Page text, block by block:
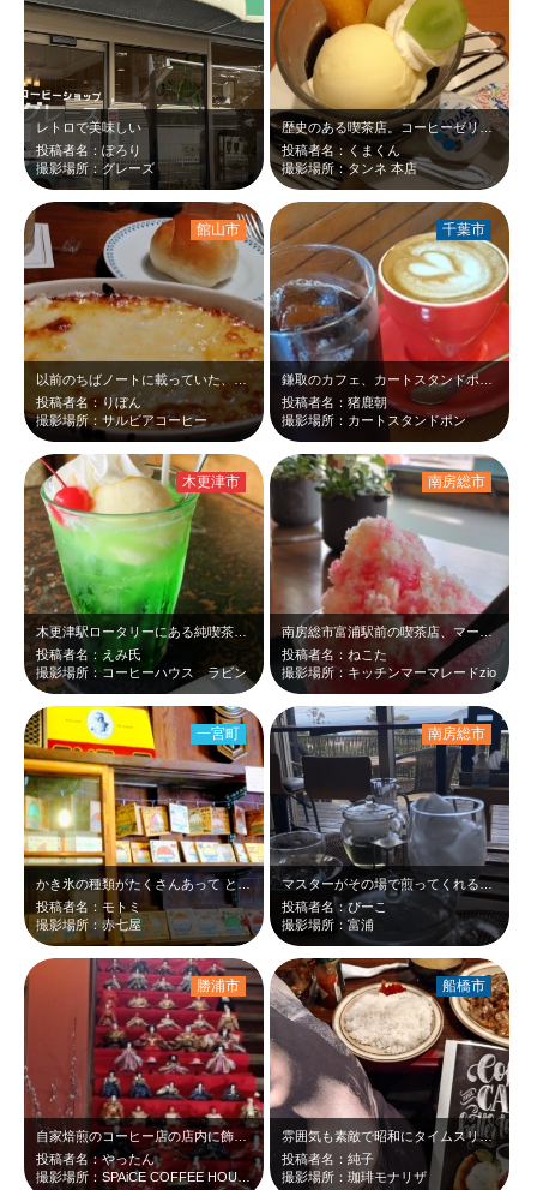
レトロで美味しい
投稿者名：ぽろり
撮影場所：グレーズ
歴史のある喫茶店。コーヒーゼリー美味しかったです！
投稿者名：くまくん
撮影場所：タンネ 本店
以前のちばノートに載っていた、サルビアコーヒーさんにお伺いしてみました！ グ…
投稿者名：りぼん
撮影場所：サルビアコーヒー
館山市
投稿者名：猪鹿朝
撮影場所：カートスタンドポン
千葉市
木更津駅ロータリーにある純喫茶で、昔ながらのメロンクリームソーダを味わうことが…
投稿者名：えみ氏
撮影場所：コーヒーハウス ラビン
木更津市
南房総市富浦駅前の喫茶店、マーマレードzioさんのかき氷です。 美味しく居心…
投稿者名：ねこた
撮影場所：キッチンマーマレードzio
南房総市
かき氷の種類がたくさんあって とても美味しい。 そしておでんも美味しいよ。
投稿者名：モトミ
撮影場所：赤七屋
一宮町
マスターがその場で煎ってくれるコーヒーはもちろん、自家製ハーブティーとデザート…
投稿者名：ぴーこ
撮影場所：富浦
南房総市
自家焙煎のコーヒー店の店内に飾られてます。店内でコーヒーが飲めます。お雛様を見…
投稿者名：やったん
撮影場所：SPAiCE COFFEE HOUSE
勝浦市
雰囲気も素敵で昭和にタイムスリップしたよう。 珈琲がとても美味しく、食事もボ…
投稿者名：純子
撮影場所：珈琲モナリザ
船橋市